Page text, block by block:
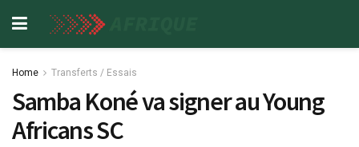
Home Transferts / Essais
Samba Koné va signer au Young
Africans SC